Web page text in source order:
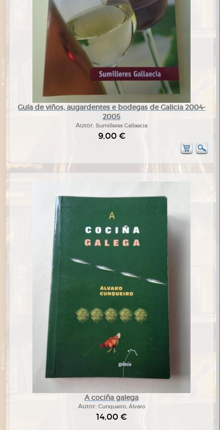
Guía de viños, augardentes e bodegas de Galicia 2004-
2005
Autor: Sumilleres Gallaecia
9,00 €
A cociña galega
Autor: Cunqueiro, Álvaro
14,00 €